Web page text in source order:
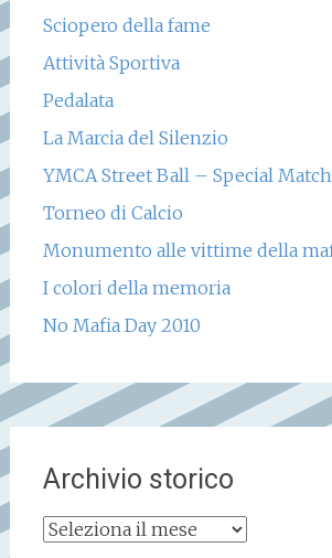
Sciopero della fame
Attività Sportiva
Pedalata
La Marcia del Silenzio
YMCA Street Ball – Special Match
Torneo di Calcio
Monumento alle vittime della
I colori della memoria
No Mafia Day 2010
Archivio storico
Archivio